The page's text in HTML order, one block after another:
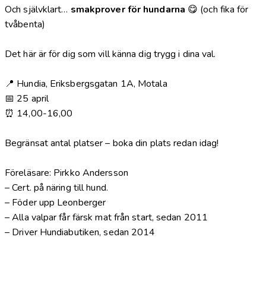
Och självklart… smakprover för hundarna 😋 (och fika för
tvåbenta)
Det här är för dig som vill känna dig trygg i dina val.
📍 Hundia, Eriksbergsgatan 1A, Motala
📅 25 april
⏰ 14,00-16,00
Begränsat antal platser – boka din plats redan idag!
Föreläsare: Pirkko Andersson
– Cert. på näring till hund.
– Föder upp Leonberger
– Alla valpar får färsk mat från start, sedan 2011
– Driver Hundiabutiken, sedan 2014